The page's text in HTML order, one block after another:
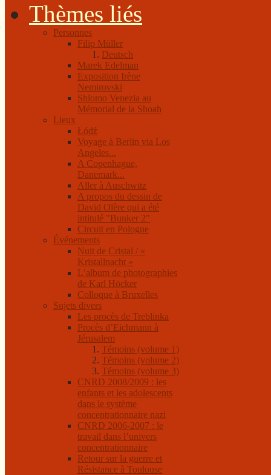
Thèmes liés
Personnes
Filip Müller
Deutsch
Marek Edelman
Exposition Irène
Nemirovski
Shlomo Venezia au
Mémorial de la Shoah
Lieux
Łódź
Voyage à Berlin via Los
Angeles...
A Copenhague,
Danemark...
Aller à Auschwitz
A propos du dessin de
David Olère qui a été
intitulé "Bunker 2"
Circuit en Pologne
Événements
Nuit de Cristal / «
Kristallnacht »
L’album de photographies
de Karl Höcker
Colloque à Bruxelles
Sujets divers
Les procès de Treblinka
Procès d’Eichmann à
Jérusalem
Témoins (volume 1)
Témoins (volume 2)
Témoins (volume 3)
CNRD 2008/2009 : les
enfants et les adolescents
dans le système
concentrationnaire nazi
CNRD 2006-2007 : le
travail dans l’univers
concentrationnaire
Retour sur la guerre et
Résistance à Toulouse